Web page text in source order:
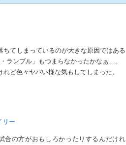
ちてしまっているのが大きな原因ではある
ランブル」もつまらなかったかなぁ…。
ど色々ヤバい様な気もしてしまった。
リー
合の方がおもしろかったりするんだけれ